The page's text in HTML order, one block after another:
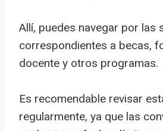
Allí, puedes navegar por las
correspondientes a becas,
docente y otros programas.
Es recomendable revisar
regularmente, ya que las